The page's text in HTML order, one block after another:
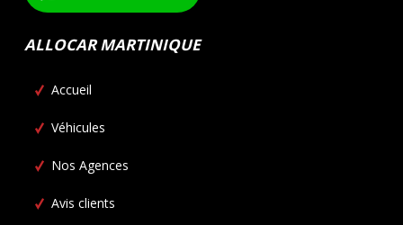
ALLOCAR MARTINIQUE
Accueil
Véhicules
Nos Agences
Avis clients